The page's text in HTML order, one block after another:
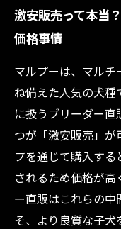
激安販売って本当
価格事情
マルプーは、マル
ね備えた人気の犬種
に扱うブリーダー
つが「激安販売」が
プを通じて購入す
されるため価格が
ー直販はこれらの
そ、より良質な子